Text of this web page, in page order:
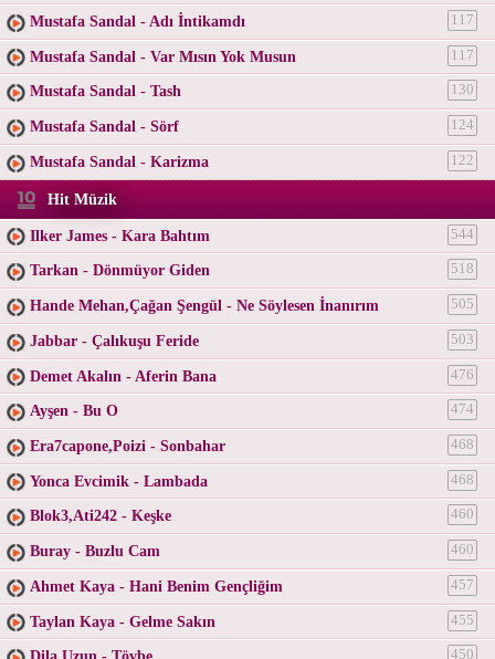
Mustafa Sandal - Adı İntikamdı 117
Mustafa Sandal - Var Mısın Yok Musun 117
Mustafa Sandal - Tash 130
Mustafa Sandal - Sörf 124
Mustafa Sandal - Karizma 122
Hit Müzik
Ilker James - Kara Bahtım 544
Tarkan - Dönmüyor Giden 518
Hande Mehan,Çağan Şengül - Ne Söylesen İnanırım 505
Jabbar - Çalıkuşu Feride 503
Demet Akalın - Aferin Bana 476
Ayşen - Bu O 474
Era7capone,Poizi - Sonbahar 468
Yonca Evcimik - Lambada 468
Blok3,Ati242 - Keşke 460
Buray - Buzlu Cam 460
Ahmet Kaya - Hani Benim Gençliğim 457
Taylan Kaya - Gelme Sakın 455
450